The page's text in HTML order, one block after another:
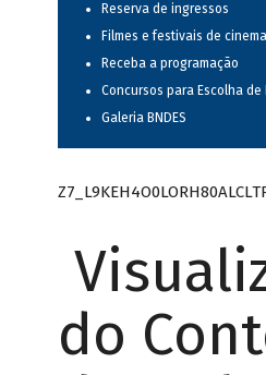
Reserva de ingressos
Filmes e festivais de cinema
Receba a programação
Concursos para Escolha
Galeria BNDES
do